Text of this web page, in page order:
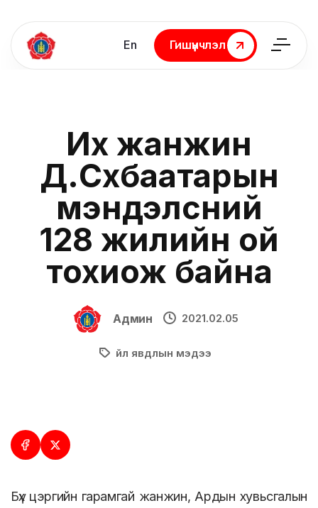
En
Гишүүнчлэл
Гишүүнчлэл
Их жанжин
Д.Сүхбаатарын
мэндэлсний
128 жилийн ой
тохиож байна
Админ 2021.02.05
Үйл явдлын мэдээ
Бүх цэргийн гарамгай жанжин, Ардын хувьсгалын